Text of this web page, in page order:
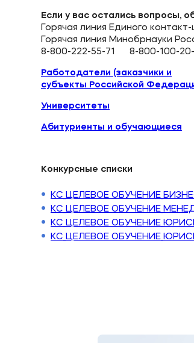
Если у вас остались вопросы,
Горячая линия Единого
Горячая линия Минобрнауки
8-800-222-55-71 8-800-100-20-
Работодатели (заказчики и
субъекты Российской
Университеты
Абитуриенты и обучающиеся
Конкурсные списки
КС_ЦЕЛЕВОЕ
КС_ЦЕЛЕВОЕ
КС_ЦЕЛЕВОЕ
КС_ЦЕЛЕВОЕ